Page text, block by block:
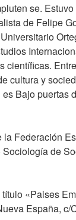
se.
de Felipe
científicas.
cultura y
Bajo puertas
Federación
de
«Paises
España, c/